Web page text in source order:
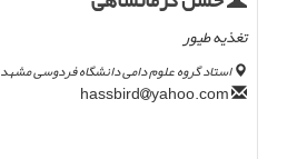
تغذیه طیور
استاد گروه علوم دامی دانشگاه فردوسی مشهد
yahoo.com